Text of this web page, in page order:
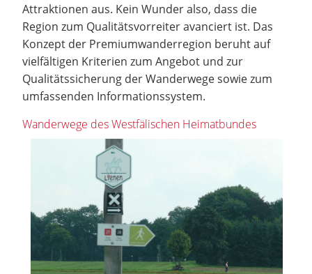
Attraktionen aus. Kein Wunder also, dass die
Region zum Qualitätsvorreiter avanciert ist. Das
Konzept der Premiumwanderregion beruht auf
vielfältigen Kriterien zum Angebot und zur
Qualitätssicherung der Wanderwege sowie zum
umfassenden Informationssystem.
Wanderwege des Westfälischen Heimatbundes